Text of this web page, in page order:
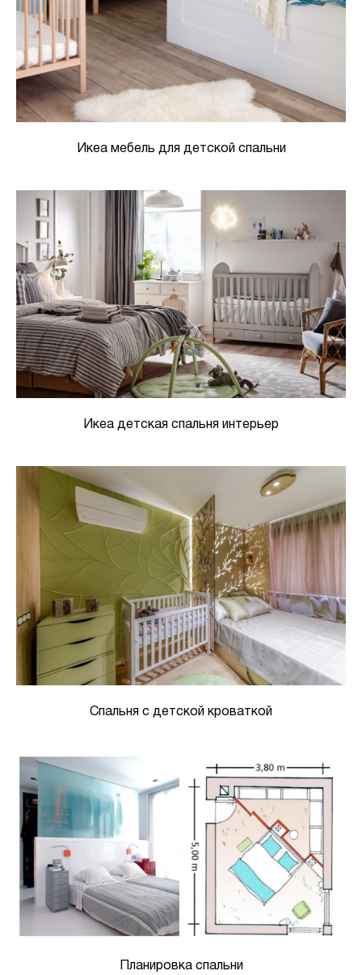
Икеа мебель для детской спальни
Икеа детская спальня интерьер
Спальня с детской кроваткой
Планировка спальни